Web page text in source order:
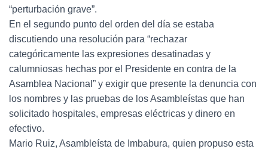
“perturbación grave”.
En el segundo punto del orden del día se estaba
discutiendo una resolución para “rechazar
categóricamente las expresiones desatinadas y
calumniosas hechas por el Presidente en contra de la
Asamblea Nacional” y exigir que presente la denuncia con
los nombres y las pruebas de los Asambleístas que han
solicitado hospitales, empresas eléctricas y dinero en
efectivo.
Mario Ruiz, Asambleísta de Imbabura, quien propuso esta